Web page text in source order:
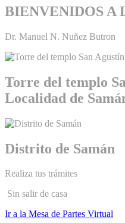
BIENVENIDOS A
Dr. Manuel N. Nuñez Butron
Torre del templo
Localidad de
Distrito de Samán
Realiza tus trámites
Sin salir de casa
Ir a la Mesa de Partes Virtual